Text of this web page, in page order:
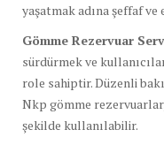
yaşatmak adına şeffaf
Gömme Rezervuar
sürdürmek ve
role sahiptir. Düzenli
Nkp gömme
şekilde kullanılabilir.